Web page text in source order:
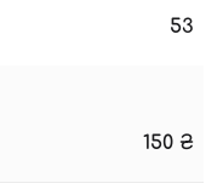
53
150 ₴